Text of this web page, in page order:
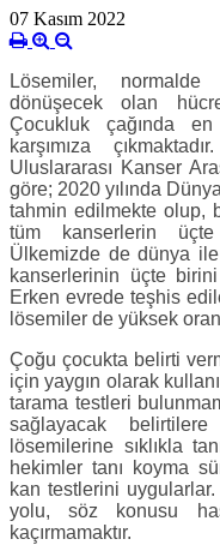
07 Kasım 2022
Lösemiler,
dönüşecek olan
Çocukluk çağında
karşımıza
Uluslararası Kanser
göre; 2020 yılında
tahmin edilmekte olup,
tüm kanserlerin üçte
Ülkemizde de dünya
kanserlerinin üçte
Erken evrede teşhis
lösemiler de yüksek
Çoğu çocukta belirti
için yaygın olarak
tarama testleri
sağlayacak
lösemilerine sıklıkla
hekimler tanı koyma
kan testlerini
yolu, söz konusu
kaçırmamaktır.